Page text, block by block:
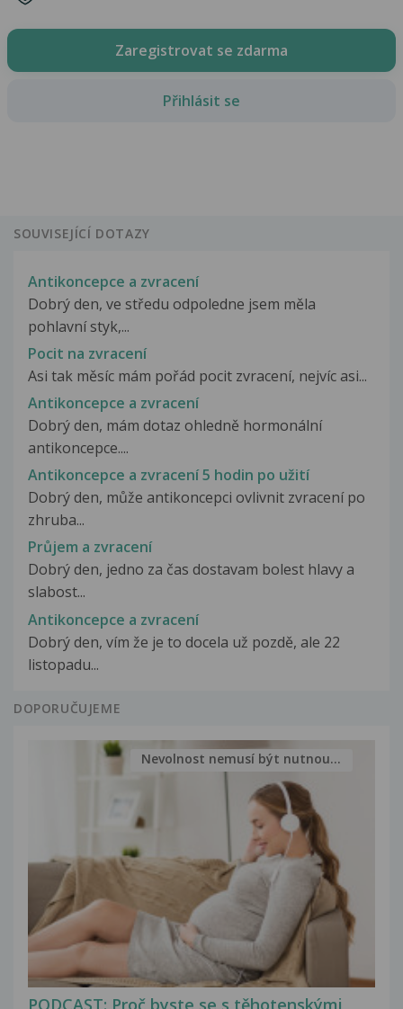
Zaregistrovat se zdarma
Přihlásit se
SOUVISEJÍCÍ DOTAZY
Antikoncepce a zvracení
Dobrý den, ve středu odpoledne jsem měla
pohlavní styk,...
Pocit na zvracení
Asi tak měsíc mám pořád pocit zvracení, nejvíc asi...
Antikoncepce a zvracení
Dobrý den, mám dotaz ohledně hormonální
antikoncepce....
Antikoncepce a zvracení 5 hodin po užití
Dobrý den, může antikoncepci ovlivnit zvracení po
zhruba...
Průjem a zvracení
Dobrý den, jedno za čas dostavam bolest hlavy a
slabost...
Antikoncepce a zvracení
Dobrý den, vím že je to docela už pozdě, ale 22
listopadu...
DOPORUČUJEME
Nevolnost nemusí být nutnou...